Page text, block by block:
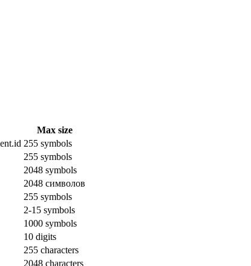
Max size
255 symbols
255 symbols
2048 symbols
2048 символов
255 symbols
2-15 symbols
1000 symbols
10 digits
255 characters
2048 characters